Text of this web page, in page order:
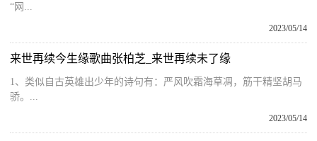
“网...
2023/05/14
来世再续今生缘歌曲张柏芝_来世再续未了缘
1、类似自古英雄出少年的诗句有：严风吹霜海草凋，筋干精坚胡马
骄。...
2023/05/14